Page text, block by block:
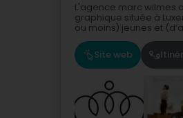
L'agence marc wilmes
graphique située à
ou moins) jeunes et
Site web